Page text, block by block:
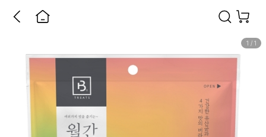
1 / 1